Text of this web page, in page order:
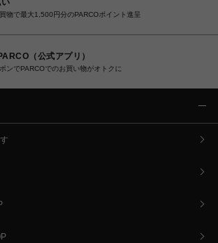
物で最大1,500円分のPARCOポイント進呈
（公式アプリ）
ンでPARCOでのお買い物がオトクに